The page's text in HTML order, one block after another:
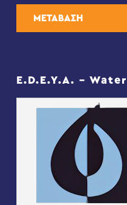
ΜΕΤΑΒΑΣΗ
E.D.E.Y.A. –